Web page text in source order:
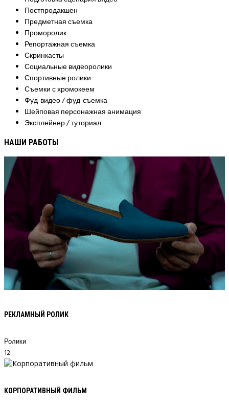
Постпродакшен
Предметная съемка
Проморолик
Репортажная съемка
Скринкасты
Социальные видеоролики
Спортивные ролики
Съемки с хромокеем
Фуд-видео / фуд-съемка
Шейповая персонажная анимация
Эксплейнер / туториал
НАШИ РАБОТЫ
РЕКЛАМНЫЙ РОЛИК
Ролики
12
КОРПОРАТИВНЫЙ ФИЛЬМ